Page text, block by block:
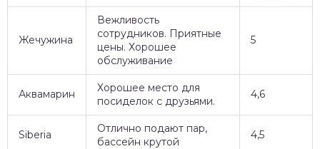
Жечужина
Вежливость
сотрудников. Приятные
цены. Хорошее
обслуживание
5
Аквамарин
Хорошее место для
посиделок с друзьями.
4,6
Siberia
Отлично подают пар,
бассейн крутой
4,5